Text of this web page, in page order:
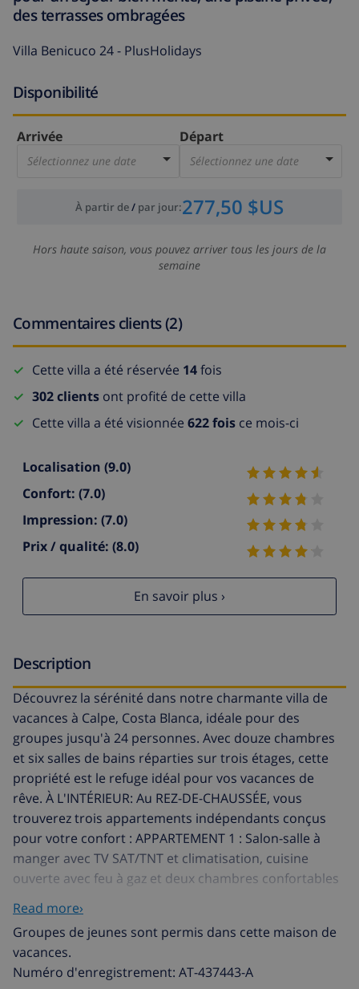
des terrasses ombragées
Villa Benicuco 24 - PlusHolidays
Disponibilité
Arrivée
Sélectionnez une date
Départ
Sélectionnez une date
À partir de/ par jour:277,50 $US
Hors haute saison, vous pouvez arriver tous les jours de la
semaine
Commentaires clients (2)
Cette villa a été réservée 14fois
302 clients ont profité de cette villa
Cette villa a été visionnée 622 fois ce mois-ci
Localisation (9.0)
Confort: (7.0)
Impression: (7.0)
Prix / qualité: (8.0)
En savoir plus ›
Description
Découvrez la sérénité dans notre charmante villa de
vacances à Calpe, Costa Blanca, idéale pour des
groupes jusqu'à 24 personnes. Avec douze chambres
et six salles de bains réparties sur trois étages, cette
propriété est le refuge idéal pour vos vacances de
rêve. À L'INTÉRIEUR: Au REZ-DE-CHAUSSÉE, vous
trouverez trois appartements indépendants conçus
pour votre confort : APPARTEMENT 1 : Salon-salle à
manger avec TV SAT/TNT et climatisation, cuisine
ouverte avec feu à gaz et deux chambres confortables
pour votre commodité. APPARTEMENT 2 : Grand salon-
salle à manger avec TV SAT/TNT et climatisation,
cuisine ouverte avec plaque vitrocéramique, deux
chambres (une avec un lit double et l'autre avec deux
Read more›
Groupes de jeunes sont permis dans cette maison de
vacances.
Numéro d'enregistrement: AT-437443-A